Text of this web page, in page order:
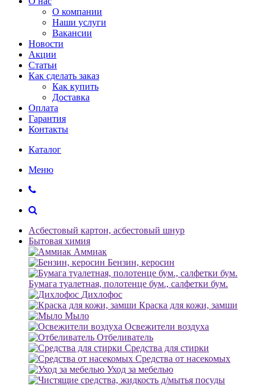
О компании
Наши услуги
Вакансии
Новости
Акции
Статьи
Как сделать заказ
Как купить
Доставка
Оплата
Гарантия
Контакты
Каталог
Меню
Асбестовый картон, асбестовый шнур
Бытовая химия
Аммиак
Бензин, керосин
Бумага туалетная, полотенце бум., салфетки бум.
Дихлофос
Краска для кожи, замши
Мыло
Освежители воздуха
Отбеливатель
Средства для стирки
Средства от насекомых
Уход за мебелью